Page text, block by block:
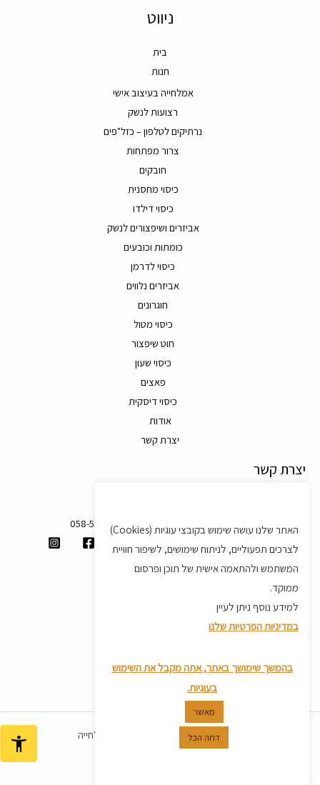
ניווט
בית
חנות
אמלחייה בעיצוב אישי
רצועות לנשק
נרתיקים לטלפון – כזל"פים
צרור מפתחות
חובקים
כיסוי מחסנית
כיסוי דילדו
אביזרים ושיפצורים לנשק
כומתות וכובעים
כיסוי לדרמן
אביזרים נלווים
חוגרונים
כיסוי מטול
חוט שיפצור
כיסוי שעון
פאצים
כיסוי דיסקית
אודות
יצרת קשר
יצרת קשר
058-5557588
shvartz.order@gmail.com
תנאים ותקנון
מדיניות החזרת מוצרים
כל הזכויות שמורות ל© 2026 שוורץ אמלחייה
האתר שלנו עושה שימוש בקובצי עוגיות (Cookies)
לצרכים תפעוליים, לניתוח שימושים, לשיפור חוויית
המשתמש ולהתאמה אישית של תוכן ופרסום
ממוקד.
למידע נוסף ניתן לעיין
במדיניות הפרטיות שלנו
בהמשך שימושך באתר, אתה מקבל את השימוש
בעוגיות.
מאשר
דחה הכל